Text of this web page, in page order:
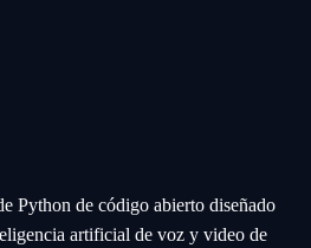
Python de código abierto diseñado
artificial de voz y video de